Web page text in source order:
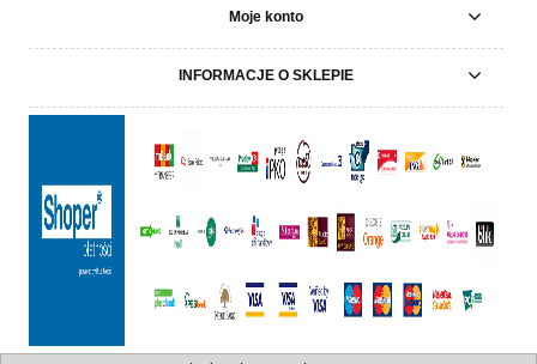
Moje konto
INFORMACJE O SKLEPIE